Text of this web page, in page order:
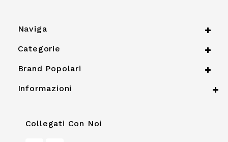
Naviga
Categorie
Brand Popolari
Informazioni
Collegati Con Noi